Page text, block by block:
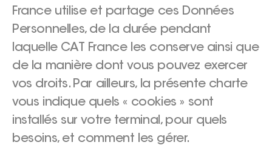
France utilise et partage ces Données
Personnelles, de la durée pendant
laquelle CAT France les conserve ainsi que
de la manière dont vous pouvez exercer
vos droits. Par ailleurs, la présente charte
vous indique quels « cookies » sont
installés sur votre terminal, pour quels
besoins, et comment les gérer.